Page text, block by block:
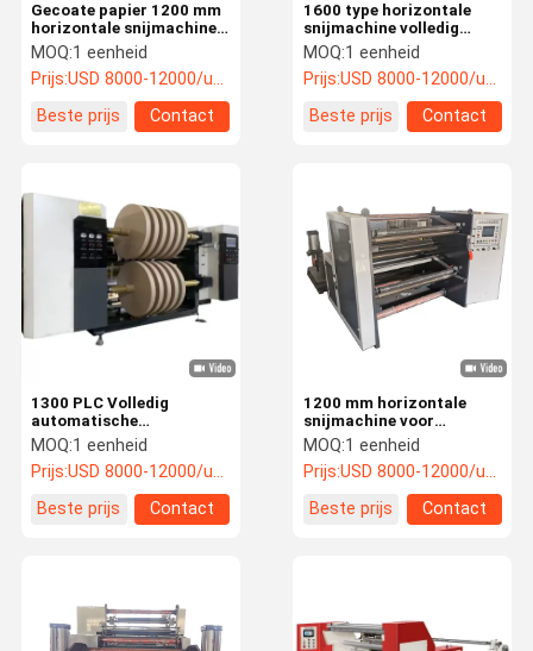
1600 type horizontale
snijmachine volledig
automatisch papier
longitudinaal
snijmachine voor bedekt
MOQ:1 eenheid
Prijs:USD 8000-12000/unit
Beste prijs
Contact
Gecoate papier 1200 mm
horizontale snijmachine
grote rol diameter
materiaal OPP film
snijmachine
MOQ:1 eenheid
Prijs:USD 8000-12000/unit
Beste prijs
Contact
1200 mm horizontale
snijmachine voor
terugspoelen 600 mm
diameter
MOQ:1 eenheid
Prijs:USD 8000-12000/unit
Beste prijs
Contact
1300 PLC Volledig
automatische
spanningsregeling
Horizontale snijmachine
voor Kraftpapier
MOQ:1 eenheid
Prijs:USD 8000-12000/unit
Beste prijs
Contact